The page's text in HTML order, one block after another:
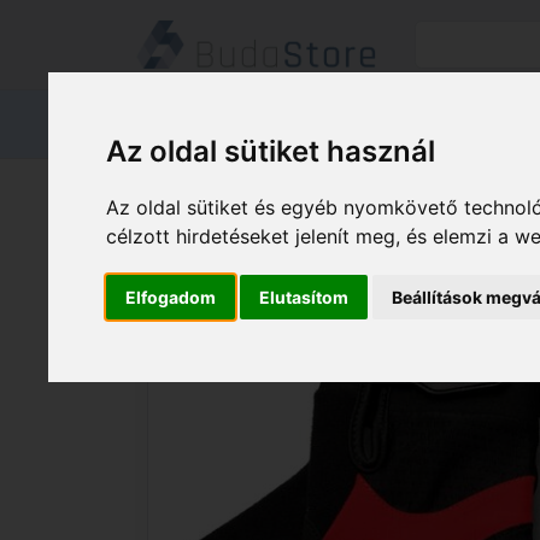
Az oldal sütiket használ
Az oldal sütiket és egyéb nyomkövető
célzott hirdetéseket jelenít meg, és elemzi a
Elfogadom Elutasítom Beállítások
Termékeink HÁZ KERT HOBBY
BIKEFUN Kesztyű BF hosszú Controll